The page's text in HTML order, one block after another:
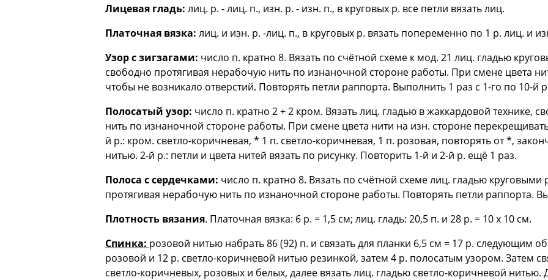
Лицевая гладь: лиц. р. - лиц. п., изн. р. - изн. п., в круговых р. все петли вязать лиц.
Платочная вязка: лиц. и изн. р. -лиц. п., в круговых р. вязать попеременно по 1 р. лиц. и
Узор с зигзагами: число п. кратно 8. Вязать по счётной схеме к мод. 21 лиц. гладью
свободно протягивая нерабочую нить по изнаночной стороне работы. При смене цвета
чтобы не возникало отверстий. Повторять петли раппорта. Выполнить 1 раз с 1-го по 10-й
Полосатый узор: число п. кратно 2 + 2 кром. Вязать лиц. гладью в жаккардовой технике,
нить по изнаночной стороне работы. При смене цвета нити на изн. стороне
й р.: кром. светло-коричневая, * 1 п. светло-коричневая, 1 п. розовая, повторять от *,
нитью. 2-й р.: петли и цвета нитей вязать по рисунку. Повторить 1-й и 2-й р. ещё 1 раз.
Полоса с сердечками: число п. кратно 8. Вязать по счётной схеме лиц. гладью
протягивая нерабочую нить по изнаночной стороне работы. Повторять петли раппорта.
Плотность вязания. Платочная вязка: 6 р. = 1,5 см; лиц. гладь: 20,5 п. и 28 р. = 10 x 10 см.
Спинка: розовой нитью набрать 86 (92) п. и связать для планки 6,5 см = 17 р. следующим
розовой и 12 р. светло-коричневой нитью резинкой, затем 4 р. полосатым узором. Затем
светло-коричневых, розовых и белых, далее вязать лиц. гладью светло-коричневой